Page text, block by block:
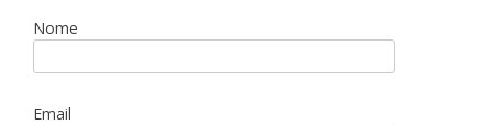
Nome
Email